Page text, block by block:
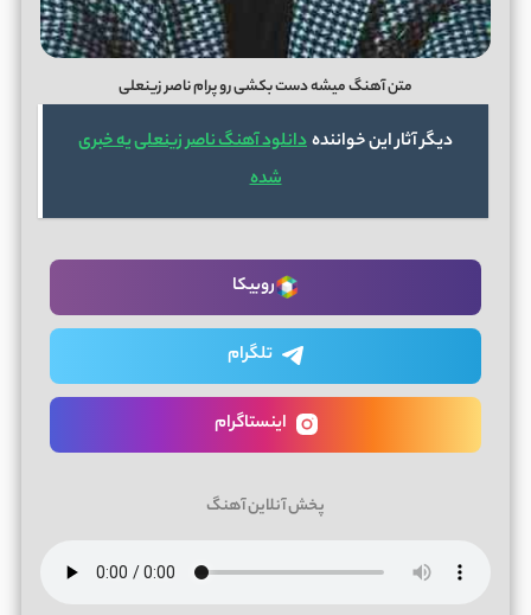
متن آهنگ میشه دست بکشی رو پرام ناصر زینعلی
دیگر آثار این خوانندهدانلود آهنگ ناصر زینعلی یه خبری
شده
روبیکا
تلگرام
اینستاگرام
پخش آنلاین آهنگ